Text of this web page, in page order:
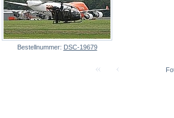
Bestellnummer: DSC-19679